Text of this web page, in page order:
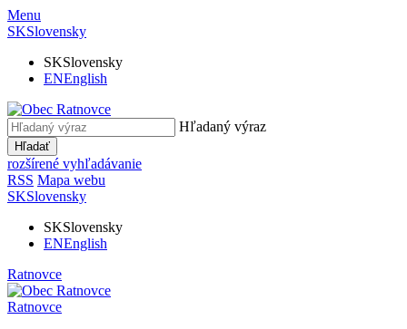
Menu
SKSlovensky
SKSlovensky
ENEnglish
Hľadaný výraz
Hľadať
rozšírené vyhľadávanie
RSS Mapa webu
SKSlovensky
SKSlovensky
ENEnglish
Ratnovce
Ratnovce